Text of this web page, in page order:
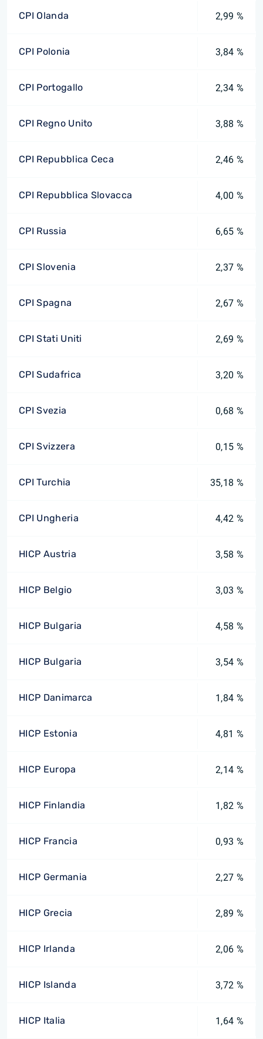
CPI Olanda 2,99 %
CPI Polonia 3,84 %
CPI Portogallo 2,34 %
CPI Regno Unito 3,88 %
CPI Repubblica Ceca 2,46 %
CPI Repubblica Slovacca 4,00 %
CPI Russia 6,65 %
CPI Slovenia 2,37 %
CPI Spagna 2,67 %
CPI Stati Uniti 2,69 %
CPI Sudafrica 3,20 %
CPI Svezia 0,68 %
CPI Svizzera 0,15 %
CPI Turchia 35,18 %
CPI Ungheria 4,42 %
HICP Austria 3,58 %
HICP Belgio 3,03 %
HICP Bulgaria 4,58 %
HICP Bulgaria 3,54 %
HICP Danimarca 1,84 %
HICP Estonia 4,81 %
HICP Europa 2,14 %
HICP Finlandia 1,82 %
HICP Francia 0,93 %
HICP Germania 2,27 %
HICP Grecia 2,89 %
HICP Irlanda 2,06 %
HICP Islanda 3,72 %
HICP Italia 1,64 %